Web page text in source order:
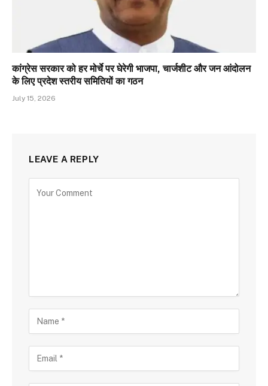
कांग्रेस सरकार को हर मोर्चे पर घेरेगी भाजपा, चार्जशीट और जन आंदोलन
के लिए प्रदेश स्तरीय समितियों का गठन
July 15, 2026
LEAVE A REPLY